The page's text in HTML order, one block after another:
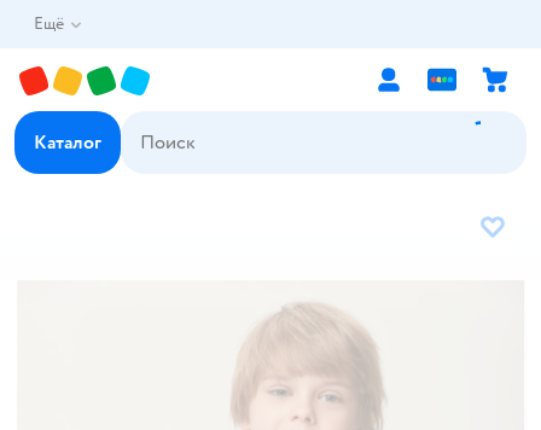
Ещё
Каталог
В